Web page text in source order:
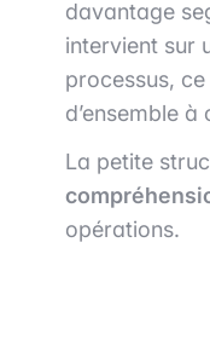
davantage
intervient sur
processus,
d’ensemble
La petite
opérations.